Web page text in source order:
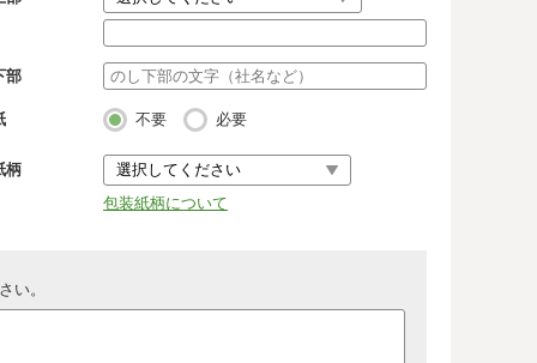
部
不要 必要
柄
包装紙柄について
い。